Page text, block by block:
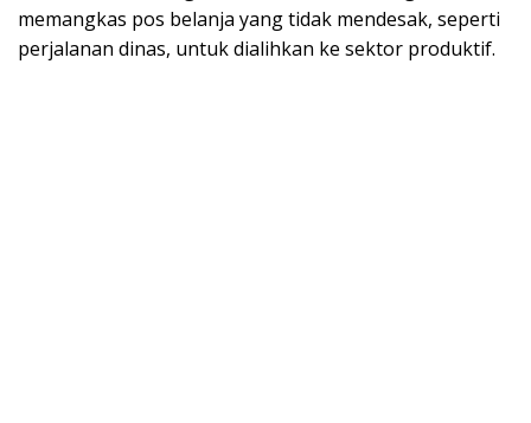
memangkas pos belanja yang tidak mendesak, seperti
perjalanan dinas, untuk dialihkan ke sektor produktif.